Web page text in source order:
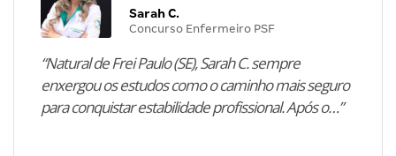
Sarah C.
Concurso Enfermeiro PSF
“Natural de Frei Paulo (SE), Sarah C. sempre
enxergou os estudos como o caminho mais seguro
para conquistar estabilidade profissional. Após o…”